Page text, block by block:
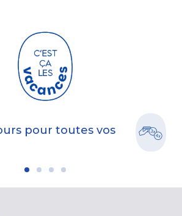
pour toutes vos